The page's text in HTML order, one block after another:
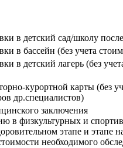
в детский сад/школу
в бассейн (без учета
в детский лагерь (без
курортной карты (без
др.специалистов)
заключения
в физкультурных и
этапе и этапе
необходимого